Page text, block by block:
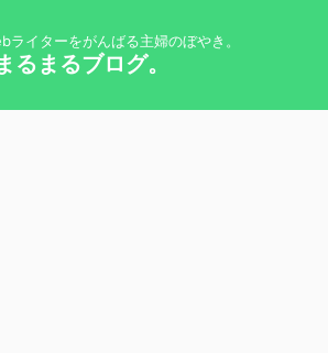
ライターをがんばる主婦のぼやき。
るまるブログ。